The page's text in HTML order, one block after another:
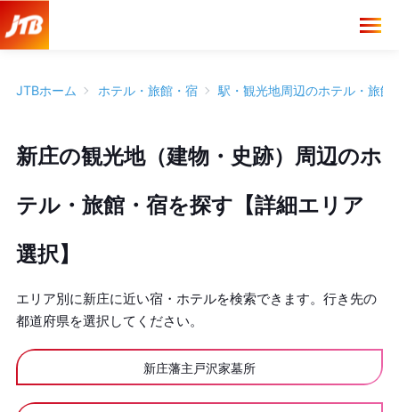
JTBホーム ホテル・旅館・宿 駅・観光地周辺のホテル・旅館
新庄の観光地（建物・史跡）周辺のホ
テル・旅館・宿を探す【詳細エリア
選択】
エリア別に新庄に近い宿・ホテルを検索できます。行き先の
都道府県を選択してください。
新庄藩主戸沢家墓所